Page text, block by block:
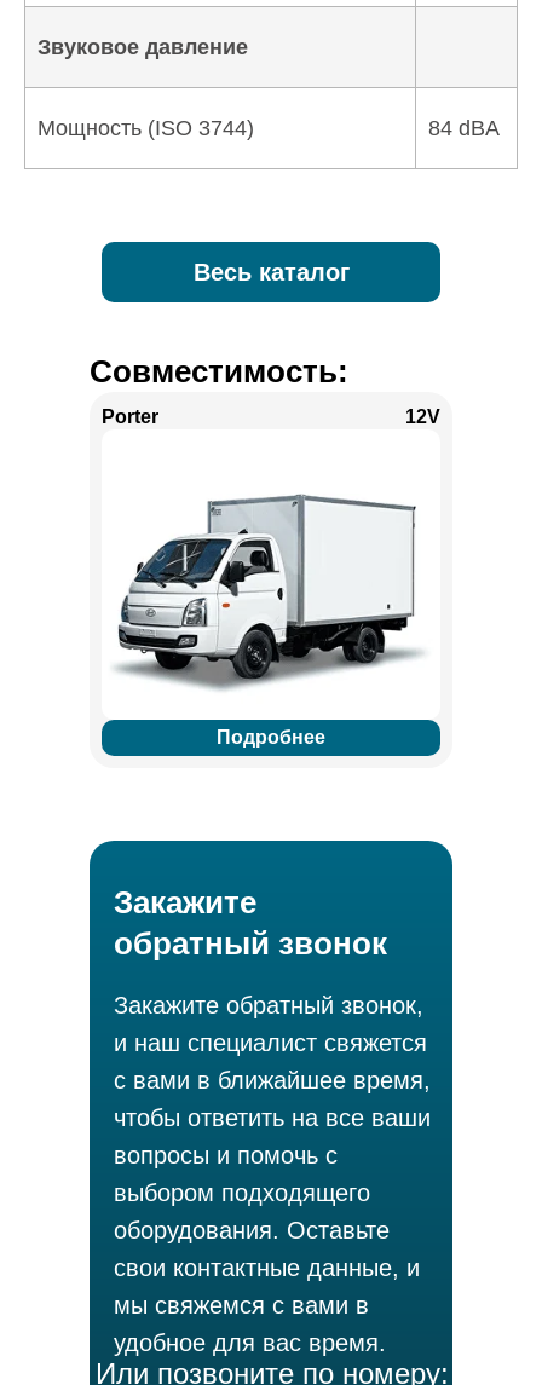
Звуковое давление
Мощность (ISO 3744) 84 dBA
Весь каталог
Совместимость:
Porter 12V
Подробнее
Закажите
обратный звонок
Или позвоните по номеру:
Закажите обратный звонок,
и наш специалист свяжется
с вами в ближайшее время,
чтобы ответить на все ваши
вопросы и помочь с
выбором подходящего
оборудования. Оставьте
свои контактные данные, и
мы свяжемся с вами в
удобное для вас время.